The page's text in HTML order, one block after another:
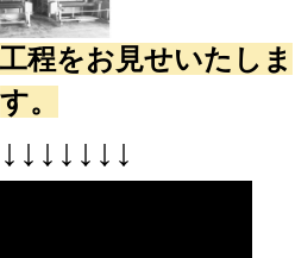
程をお見せいたしま
す。
↓ ↓ ↓ ↓ ↓ ↓ ↓